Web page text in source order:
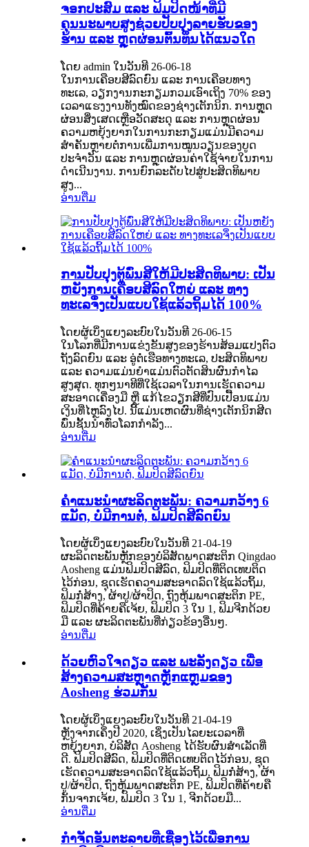
ຈອກປະສົມ ແລະ ຟິມປິດໜ້າທີ່ມີ
ຄຸນນະພາບສູງຊ່ວຍປັບປຸງລາຍຮັບຂອງ
ຮ້ານ ແລະ ຫຼຸດຜ່ອນຕົ້ນທຶນໄດ້ແນວໃດ
ໂດຍ admin ໃນວັນທີ 26-06-18
ໃນການເຄືອບສີລົດຍົນ ແລະ ການເຄືອບທາງ
ທະເລ, ວຽກງານກະກຽມກວມເອົາເຖິງ 70% ຂອງ
ເວລາແຮງງານທັງໝົດຂອງຊ່າງເຕັກນິກ. ການຫຼຸດ
ຜ່ອນສິ່ງເສດເຫຼືອວັດສະດຸ ແລະ ການຫຼຸດຜ່ອນ
ຄວາມຫຍຸ້ງຍາກໃນການກະກຽມແມ່ນມີຄວາມ
ສຳຄັນຫຼາຍຕໍ່ການເພີ່ມການໝູນວຽນຂອງບູດ
ປະຈຳວັນ ແລະ ການຫຼຸດຜ່ອນຄ່າໃຊ້ຈ່າຍໃນການ
ດຳເນີນງານ. ການຍົກລະດັບໄປສູ່ປະສິດທິພາບ
ສູງ...
ອ່ານຕື່ມ
ການປັບປຸງຕູ້ພົ່ນສີໃຫ້ມີປະສິດທິພາບ: ເປັນ
ຫຍັງການເຄືອບສີລົດໃຫຍ່ ແລະ ທາງ
ທະເລຈຶ່ງເປັນແບບໃຊ້ແລ້ວຖິ້ມໄດ້ 100%
ໂດຍຜູ້ເບິ່ງແຍງລະບົບໃນວັນທີ 26-06-15
ໃນໂລກທີ່ມີການແຂ່ງຂັນສູງຂອງຮ້ານສ້ອມແປງຕົວ
ຖັງລົດຍົນ ແລະ ອູ່ຕໍ່ເຮືອທາງທະເລ, ປະສິດທິພາບ
ແລະ ຄວາມແມ່ນຍຳແມ່ນຕົວຕັດສິນຜົນກຳໄລ
ສູງສຸດ. ທຸກໆນາທີທີ່ໃຊ້ເວລາໃນການເຮັດຄວາມ
ສະອາດເຄື່ອງມື ຫຼື ແກ້ໄຂວຽກສີທີ່ປົນເປື້ອນແມ່ນ
ເງິນທີ່ໄຫຼລົງໄປ. ນີ້ແມ່ນເຫດຜົນທີ່ຊ່າງເຕັກນິກສີດ
ພົ່ນຊັ້ນນຳທົ່ວໂລກກຳລັງ...
ອ່ານຕື່ມ
ຄຳແນະນຳຜະລິດຕະພັນ: ຄວາມກວ້າງ 6
ແມັດ, ບໍ່ມີການຕໍ່, ຟິມປິດສີລົດຍົນ
ໂດຍຜູ້ເບິ່ງແຍງລະບົບໃນວັນທີ 21-04-19
ຜະລິດຕະພັນຫຼັກຂອງບໍລິສັດພາດສະຕິກ Qingdao
Aosheng ແມ່ນຟິມປິດສີລົດ, ຟິມປິດທີ່ຕິດເທບຕິດ
ໄວ້ກ່ອນ, ຊຸດເຮັດຄວາມສະອາດລົດໃຊ້ແລ້ວຖິ້ມ,
ຟິມກໍ່ສ້າງ, ຜ້າປູ/ຜ້າປິດ, ຖົງຫຸ້ມພາດສະຕິກ PE,
ຟິມປິດທີ່ຄ້າຍຄືເຈ້ຍ, ຟິມປິດ 3 ໃນ 1, ຟິມຈີກດ້ວຍ
ມື ແລະ ຜະລິດຕະພັນທີ່ກ່ຽວຂ້ອງອື່ນໆ.
ອ່ານຕື່ມ
ດ້ວຍຫົວໃຈດຽວ ແລະ ພະລັງດຽວ ເພື່ອ
ສ້າງຄວາມສະຫຼາດຫຼັກແຫຼມຂອງ
Aosheng ຮ່ວມກັນ
ໂດຍຜູ້ເບິ່ງແຍງລະບົບໃນວັນທີ 21-04-19
ຫຼັງຈາກເຄິ່ງປີ 2020, ເຊິ່ງເປັນໄລຍະເວລາທີ່
ຫຍຸ້ງຍາກ, ບໍລິສັດ Aosheng ໄດ້ຮັບຜົນສຳເລັດທີ່
ດີ. ຟິມປິດສີລົດ, ຟິມປິດທີ່ຕິດເທບຕິດໄວ້ກ່ອນ, ຊຸດ
ເຮັດຄວາມສະອາດລົດໃຊ້ແລ້ວຖິ້ມ, ຟິມກໍ່ສ້າງ, ຜ້າ
ປູ/ຜ້າປິດ, ຖົງຫຸ້ມພາດສະຕິກ PE, ຟິມປິດທີ່ຄ້າຍຄື
ກັນຈາກເຈ້ຍ, ຟິມປິດ 3 ໃນ 1, ຈີກດ້ວຍມື...
ອ່ານຕື່ມ
ກຳຈັດອັນຕະລາຍທີ່ເຊື່ອງໄວ້ເພື່ອການ